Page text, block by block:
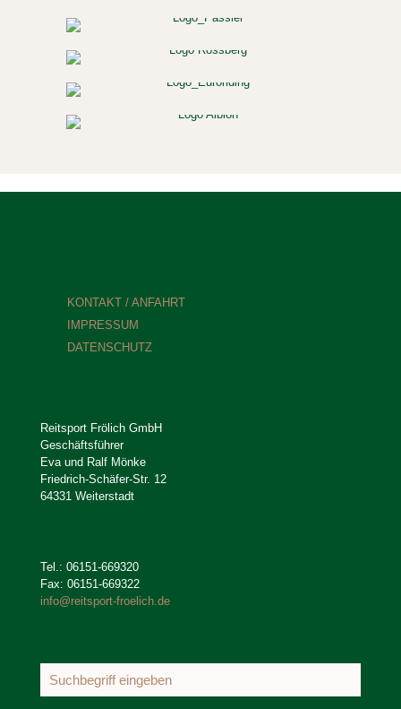
KONTAKT / ANFAHRT
IMPRESSUM
DATENSCHUTZ
Reitsport Frölich GmbH
Geschäftsführer
Eva und Ralf Mönke
Friedrich-Schäfer-Str. 12
64331 Weiterstadt
Tel.: 06151-669320
Fax: 06151-669322
info@reitsport-froelich.de